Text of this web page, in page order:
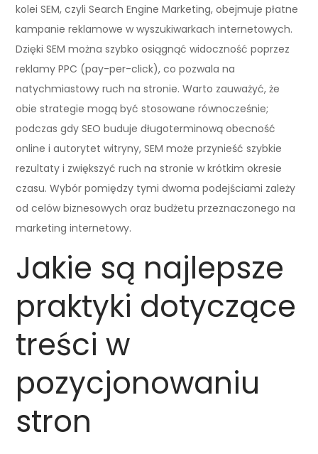
kolei SEM, czyli Search Engine Marketing, obejmuje płatne
kampanie reklamowe w wyszukiwarkach internetowych.
Dzięki SEM można szybko osiągnąć widoczność poprzez
reklamy PPC (pay-per-click), co pozwala na
natychmiastowy ruch na stronie. Warto zauważyć, że
obie strategie mogą być stosowane równocześnie;
podczas gdy SEO buduje długoterminową obecność
online i autorytet witryny, SEM może przynieść szybkie
rezultaty i zwiększyć ruch na stronie w krótkim okresie
czasu. Wybór pomiędzy tymi dwoma podejściami zależy
od celów biznesowych oraz budżetu przeznaczonego na
marketing internetowy.
Jakie są najlepsze
praktyki dotyczące
treści w
pozycjonowaniu
stron